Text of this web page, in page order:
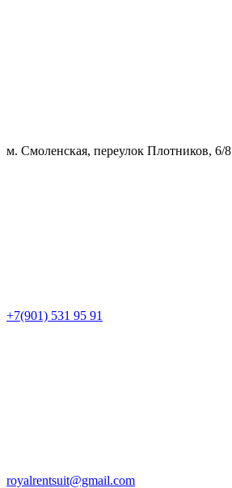
м. Смоленская, переулок Плотников, 6/8
+7(901) 531 95 91
royalrentsuit@gmail.com